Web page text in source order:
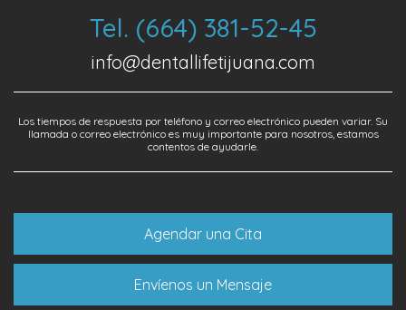
Tel. (664) 381-52-45
info@dentallifetijuana.com
Los tiempos de respuesta por teléfono y correo electrónico pueden variar. Su
llamada o correo electrónico es muy importante para nosotros, estamos
contentos de ayudarle.
Agendar una Cita
Envíenos un Mensaje